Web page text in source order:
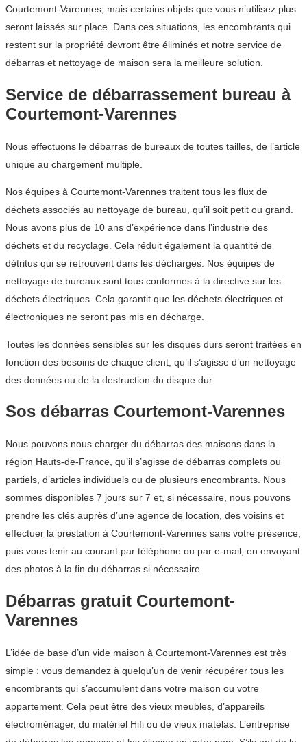
Courtemont-Varennes, mais certains objets que vous n’utilisez plus
seront laissés sur place. Dans ces situations, les encombrants qui
restent sur la propriété devront être éliminés et notre service de
débarras et nettoyage de maison sera la meilleure solution.
Service de débarrassement bureau à
Courtemont-Varennes
Nous effectuons le débarras de bureaux de toutes tailles, de l’article
unique au chargement multiple.
Nos équipes à Courtemont-Varennes traitent tous les flux de
déchets associés au nettoyage de bureau, qu’il soit petit ou grand.
Nous avons plus de 10 ans d’expérience dans l’industrie des
déchets et du recyclage. Cela réduit également la quantité de
détritus qui se retrouvent dans les décharges. Nos équipes de
nettoyage de bureaux sont tous conformes à la directive sur les
déchets électriques. Cela garantit que les déchets électriques et
électroniques ne seront pas mis en décharge.
Toutes les données sensibles sur les disques durs seront traitées en
fonction des besoins de chaque client, qu’il s’agisse d’un nettoyage
des données ou de la destruction du disque dur.
Sos débarras Courtemont-Varennes
Nous pouvons nous charger du débarras des maisons dans la
région Hauts-de-France, qu’il s’agisse de débarras complets ou
partiels, d’articles individuels ou de plusieurs encombrants. Nous
sommes disponibles 7 jours sur 7 et, si nécessaire, nous pouvons
prendre les clés auprès d’une agence de location, des voisins et
effectuer la prestation à Courtemont-Varennes sans votre présence,
puis vous tenir au courant par téléphone ou par e-mail, en envoyant
des photos à la fin du débarras si nécessaire.
Débarras gratuit Courtemont-
Varennes
L’idée de base d’un vide maison à Courtemont-Varennes est très
simple : vous demandez à quelqu’un de venir récupérer tous les
encombrants qui s’accumulent dans votre maison ou votre
appartement. Cela peut être des vieux meubles, d’appareils
électroménager, du matériel Hifi ou de vieux matelas. L’entreprise